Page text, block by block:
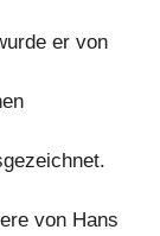
er von
von Hans